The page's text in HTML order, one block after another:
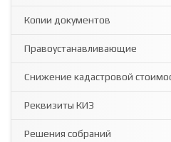
Копии документов
Правоустанавливающие
Снижение кадастровой
Реквизиты КИЗ
Решения собраний